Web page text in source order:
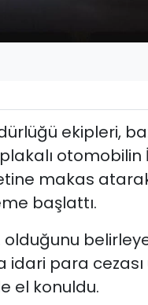
ekipleri,
otomobilin
makas
başlattı.
olduğunu
idari para cezası
el konuldu.